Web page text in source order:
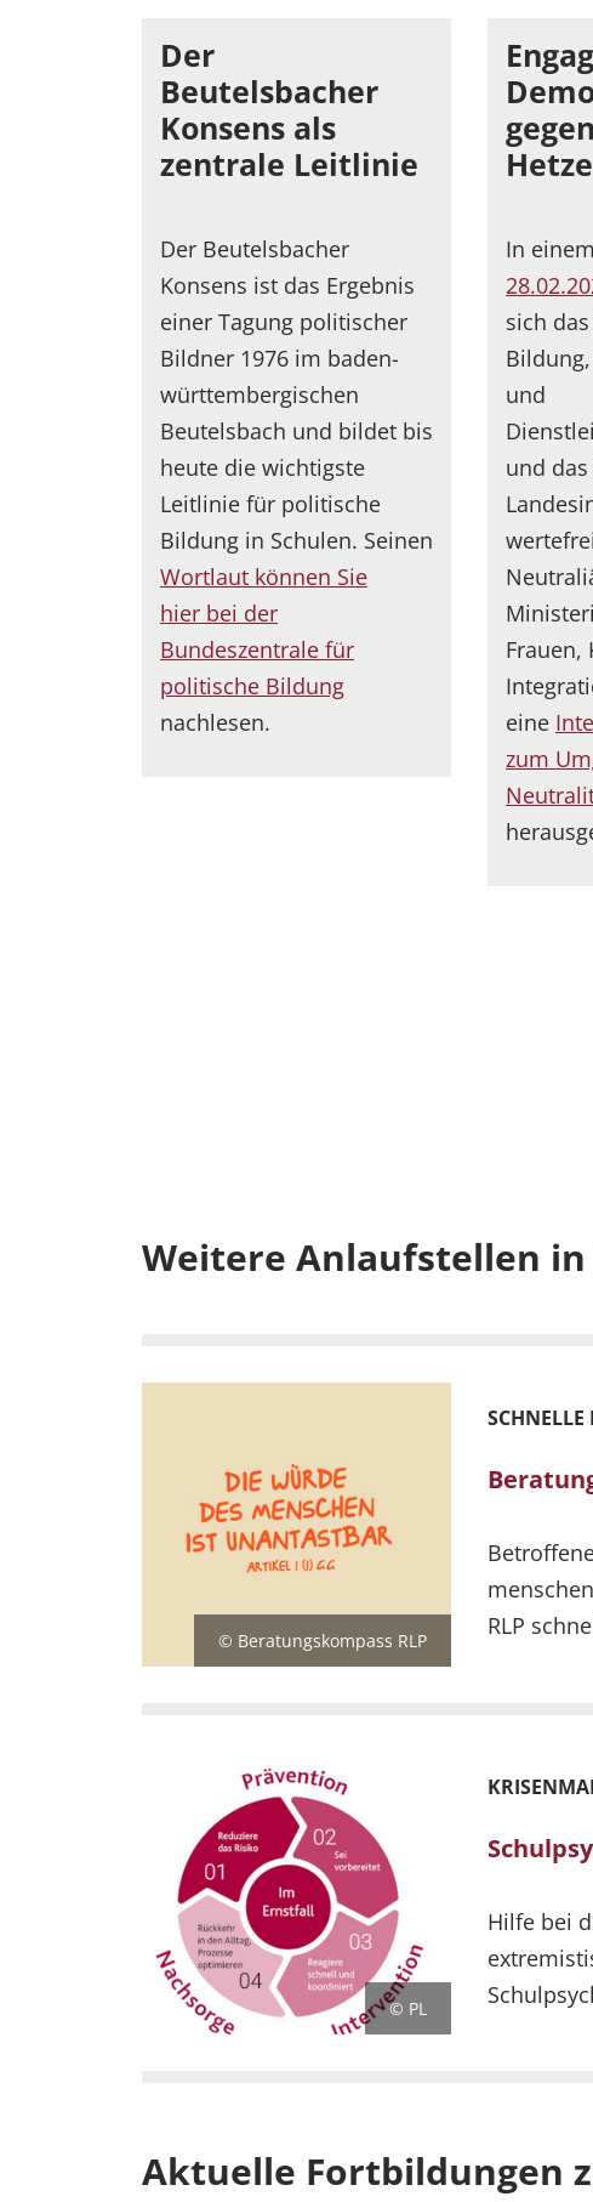
Der
Beutelsbacher
Konsens als
zentrale Leitlinie
Der Beutelsbacher
Konsens ist das Ergebnis
einer Tagung politischer
Bildner 1976 im baden-
württembergischen
Beutelsbach und bildet bis
heute die wichtigste
Leitlinie für politische
Bildung in Schulen. Seinen
Wortlaut können Sie
hier bei der
Bundeszentrale für
politische Bildung
nachlesen.
Hetze
In einem
sich
und
und
Frauen,
eine
zum
Weitere Anlaufstellen
© Beratungskompass RLP
SCHNELLE
RLP
© PL
Hilfe bei
Aktuelle Fortbildungen